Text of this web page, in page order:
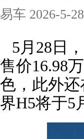
易车 2026-5-
5月28日
售价16.98
色，此外
界H5将于5